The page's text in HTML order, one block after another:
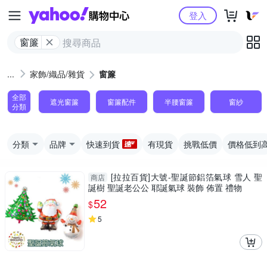
Yahoo購物中心
窗簾
登入
家飾/織品/雜貨 窗簾
全部
分類
遮光窗簾 窗簾配件 半腰窗簾 窗紗
分類 品牌 快速到貨 有現貨 挑戰低價 價格低到
商店 [拉拉百貨]大號-聖誕節鋁箔氣球 雪人 聖
誕樹 聖誕老公公 耶誕氣球 裝飾 佈置 禮物
$52
5